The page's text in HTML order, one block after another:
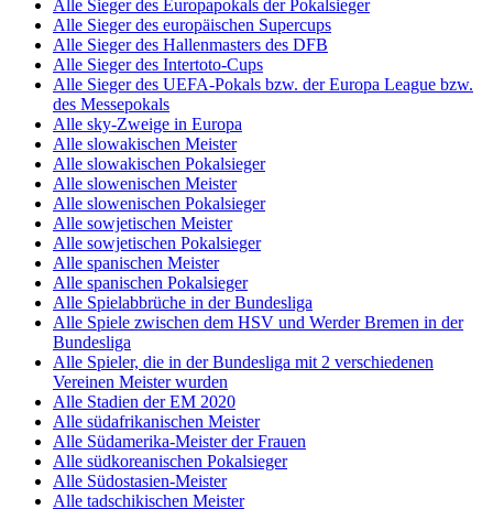
Alle Sieger des Europapokals der Pokalsieger
Alle Sieger des europäischen Supercups
Alle Sieger des Hallenmasters des DFB
Alle Sieger des Intertoto-Cups
Alle Sieger des UEFA-Pokals bzw. der Europa League bzw.
des Messepokals
Alle sky-Zweige in Europa
Alle slowakischen Meister
Alle slowakischen Pokalsieger
Alle slowenischen Meister
Alle slowenischen Pokalsieger
Alle sowjetischen Meister
Alle sowjetischen Pokalsieger
Alle spanischen Meister
Alle spanischen Pokalsieger
Alle Spielabbrüche in der Bundesliga
Alle Spiele zwischen dem HSV und Werder Bremen in der
Bundesliga
Alle Spieler, die in der Bundesliga mit 2 verschiedenen
Vereinen Meister wurden
Alle Stadien der EM 2020
Alle südafrikanischen Meister
Alle Südamerika-Meister der Frauen
Alle südkoreanischen Pokalsieger
Alle Südostasien-Meister
Alle tadschikischen Meister